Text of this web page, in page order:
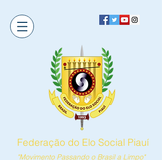
Federação do Elo Social Piauí
"Movimento Passando o Brasil a Limpo"